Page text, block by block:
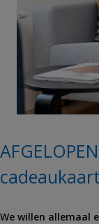
We willen allemaal